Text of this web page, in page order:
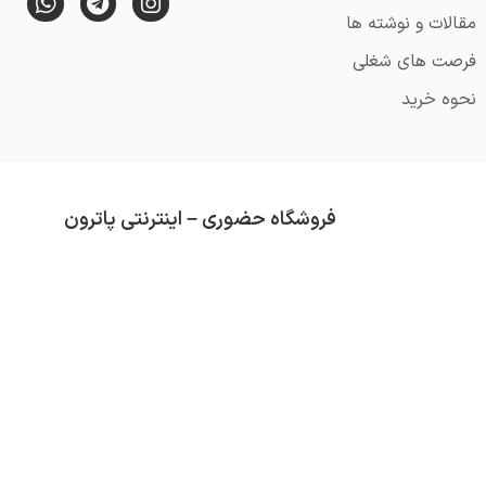
مقالات و نوشته ها
فرصت های شغلی
نحوه خرید
فروشگاه حضوری – اینترنتی پاترون